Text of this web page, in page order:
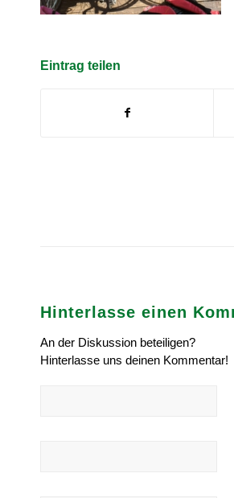
Eintrag teilen
Hinterlasse einen
An der Diskussion beteiligen?
Hinterlasse uns deinen Kommentar!